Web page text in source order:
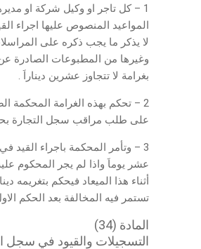
1 – كل تاجر او وكيل شركة او
المواعيد المنصوص عليها اجراء
لا يذكر ما يجب ذكره على
وغيرها من المطبوعات الصادرة
بغرامة لا تتجاوز عشرين ديناراَ .
2 – تحكم بهذه الغرامة المحكمة
على طلب مراقب سجل التجارة
3 – وتأمر المحكمة باجراء القيد
عشر يوماَ واذا لم يجر المحكوم
أثناء هذا الميعاد فيحكم بتغريمه
تستمر فيه المخالفة بعد الحكم
المادة (34)
التسجيلات والقيود في سجل